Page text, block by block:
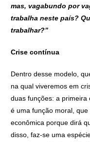
mas, vagabundo por
trabalha neste país?
trabalhar?”
Crise contínua
Dentro desse modelo,
na qual viveremos em
duas funções: a primeira
é uma função moral,
econômica porque dirá
disso, faz-se uma